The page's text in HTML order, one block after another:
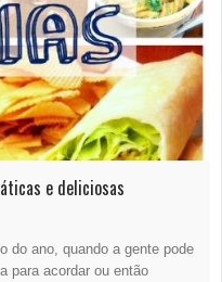
e deliciosas
do ano, quando a gente pode
para acordar ou então